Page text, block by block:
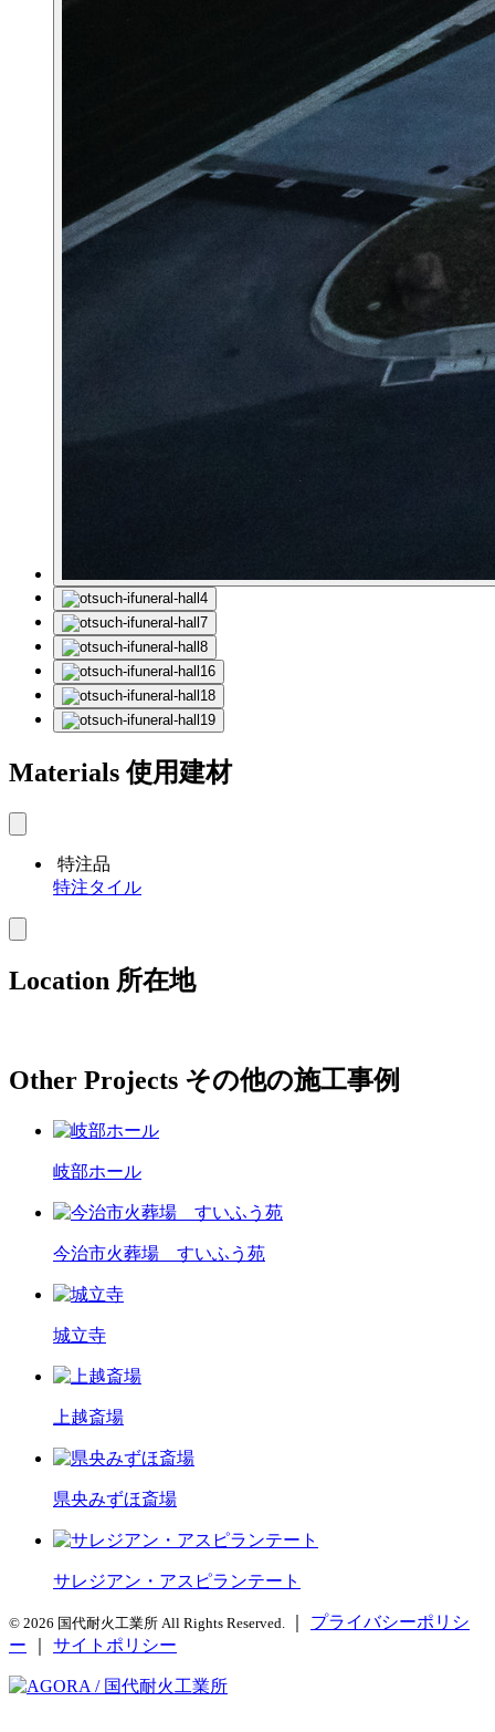
Materials 使用建材
特注品
特注タイル
Location 所在地
Other Projects その他の施工事例
岐部ホール
今治市火葬場 すいふう苑
城立寺
上越斎場
県央みずほ斎場
サレジアン・アスピランテート
© 2026 国代耐火工業所 All Rights Reserved.
プライバシーポリシ
ー
サイトポリシー